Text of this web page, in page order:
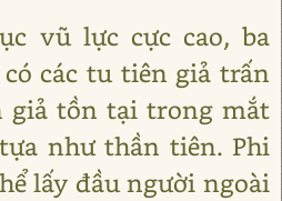
vũ lực cực cao, ba
các tu tiên giả trấn
giả tồn tại trong mắt
như thần tiên. Phi
lấy đầu người ngoài